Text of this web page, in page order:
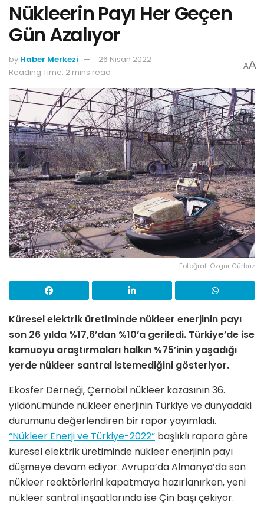
Nükleerin Payı Her Geçen
Gün Azalıyor
by Haber Merkezi
26 Nisan 2022
Reading Time: 2 mins read
AA
Fotoğraf: Özgür Gürbüz
Küresel elektrik üretiminde nükleer enerjinin payı
son 26 yılda %17,6’dan %10’a geriledi. Türkiye’de ise
kamuoyu araştırmaları halkın %75’inin yaşadığı
yerde nükleer santral istemediğini gösteriyor.
Ekosfer Derneği, Çernobil nükleer kazasının 36.
yıldönümünde nükleer enerjinin Türkiye ve dünyadaki
durumunu değerlendiren bir rapor yayımladı.
“Nükleer Enerji ve Türkiye-2022” başlıklı rapora göre
küresel elektrik üretiminde nükleer enerjinin payı
düşmeye devam ediyor. Avrupa’da Almanya’da son
nükleer reaktörlerini kapatmaya hazırlanırken, yeni
nükleer santral inşaatlarında ise Çin başı çekiyor.